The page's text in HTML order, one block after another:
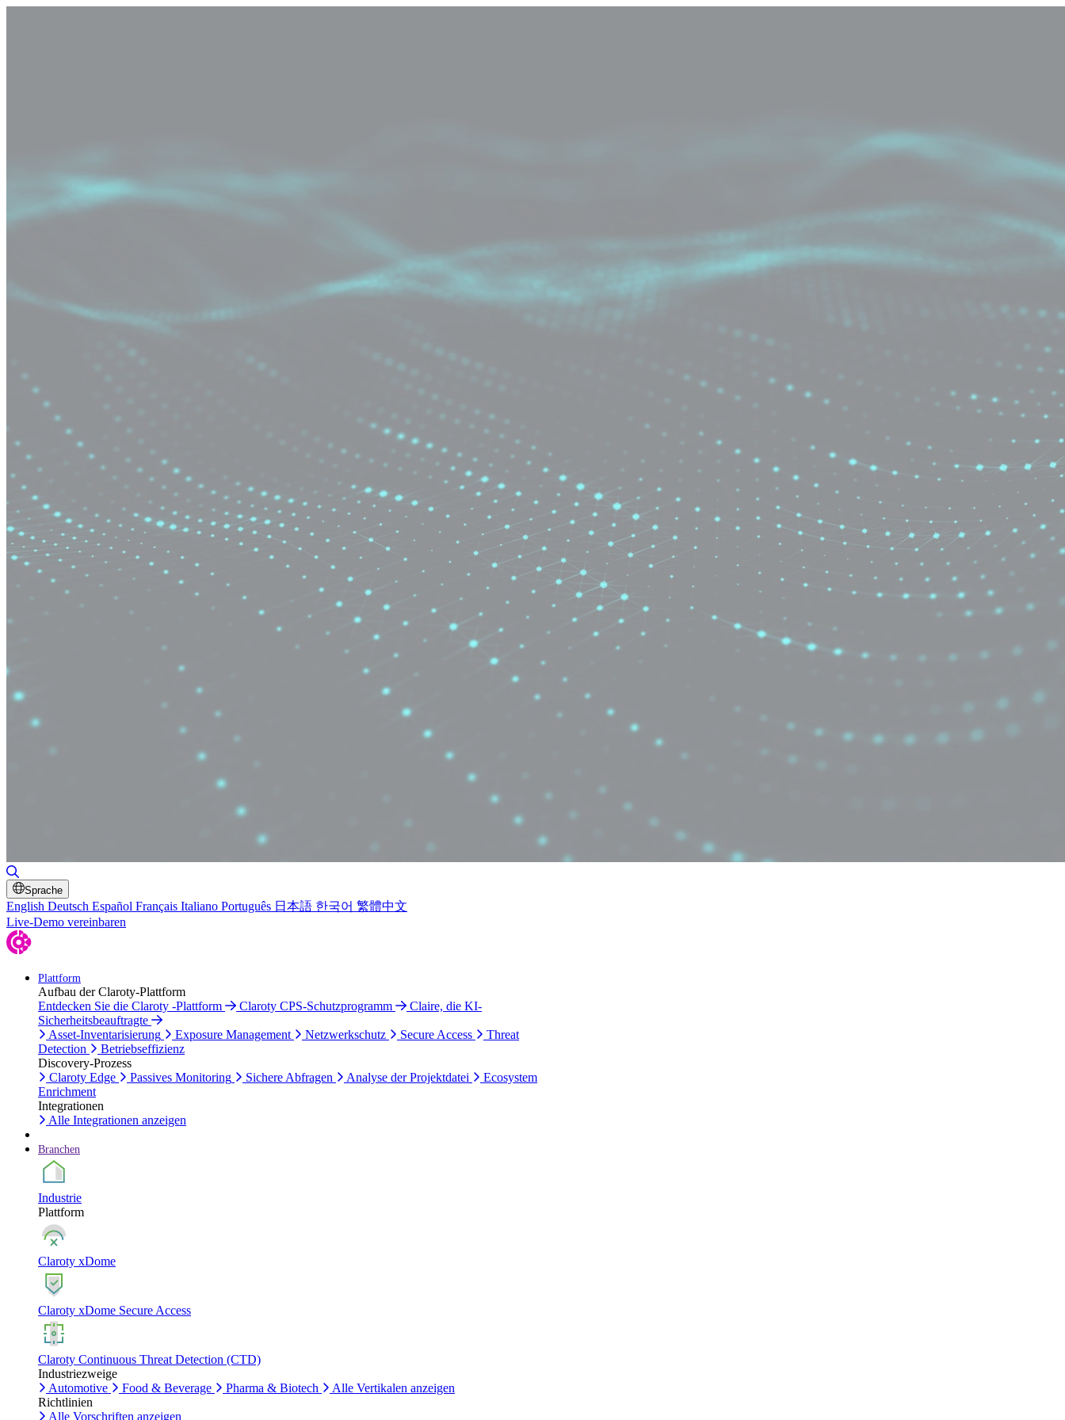
Sprache
English Deutsch Español Français Italiano Português 日本語 한국어 繁體中文
Live-Demo vereinbaren
Plattform
Aufbau der Claroty-Plattform
Entdecken Sie die Claroty -Plattform
Claroty CPS-Schutzprogramm
Claire, die KI-
Sicherheitsbeauftragte
Asset-Inventarisierung
Exposure Management Netzwerkschutz Secure Access
Threat
Detection
Betriebseffizienz
Discovery-Prozess
Claroty Edge
Passives Monitoring Sichere Abfragen Analyse der Projektdatei
Ecosystem
Enrichment
Integrationen
Alle Integrationen anzeigen
Branchen
Industrie
Plattform
Claroty xDome
Claroty xDome Secure Access
Claroty Continuous Threat Detection (CTD)
Industriezweige
Automotive
Food & Beverage Pharma & Biotech
Alle Vertikalen anzeigen
Richtlinien
Alle Vorschriften anzeigen